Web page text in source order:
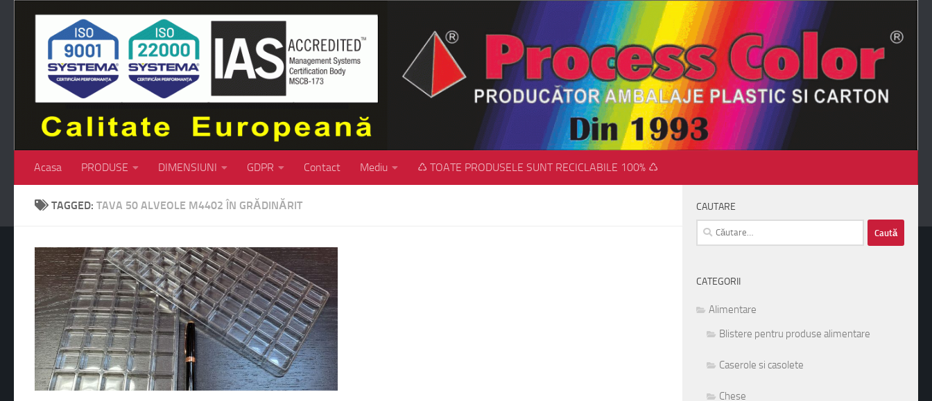
Skip to content
Acasa PRODUSE DIMENSIUNI GDPR Contact Mediu ♺ TOATE PRODUSELE SUNT RECICLABILE 100% ♺
TAGGED: TAVA 50 ALVEOLE M4402 ÎN GRĂDINĂRIT CAUTARE
Caută
după:
CATEGORII
Alimentare
Blistere pentru produse alimentare
Caserole si casolete
Chese